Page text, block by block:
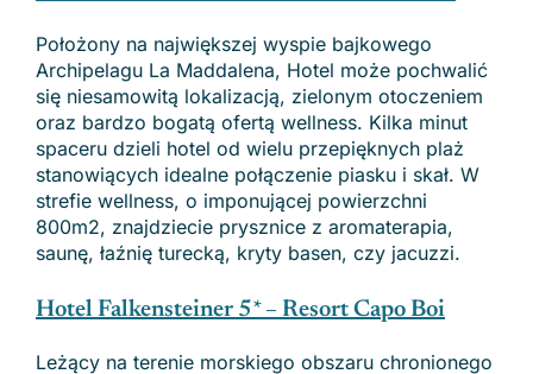
Położony na największej wyspie bajkowego
Archipelagu La Maddalena, Hotel może pochwalić
się niesamowitą lokalizacją, zielonym otoczeniem
oraz bardzo bogatą ofertą wellness. Kilka minut
spaceru dzieli hotel od wielu przepięknych plaż
stanowiących idealne połączenie piasku i skał. W
strefie wellness, o imponującej powierzchni
800m2, znajdziecie prysznice z aromaterapia,
saunę, łaźnię turecką, kryty basen, czy jacuzzi.
Hotel Falkensteiner 5* – Resort Capo Boi
Leżący na terenie morskiego obszaru chronionego